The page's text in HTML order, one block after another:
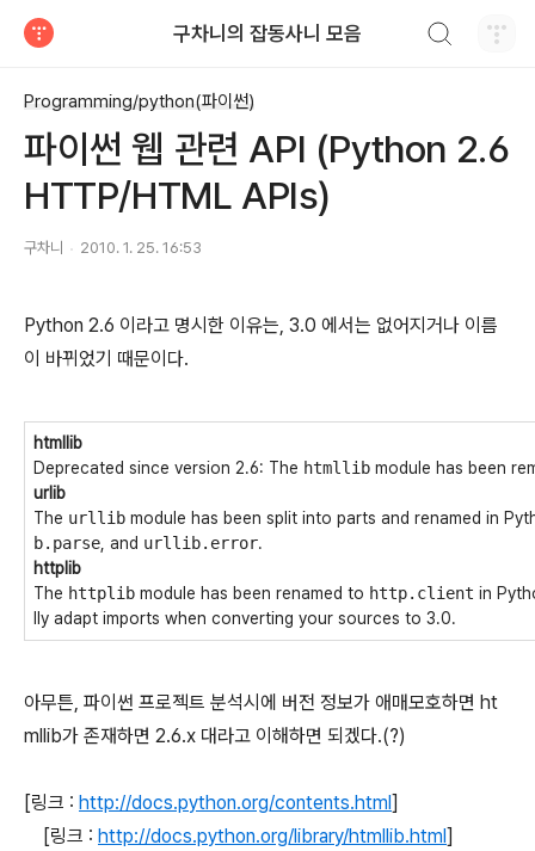
구차니의 잡동사니 모음
Programming/python(파이썬)
파이썬 웹 관련 API (Python 2.6
HTTP/HTML APIs)
구차니 2010. 1. 25. 16:53
Python 2.6 이라고 명시한 이유는, 3.0 에서는 없어지거나 이름
이 바뀌었기 때문이다.
htmllib
Deprecated since version 2.6: The htmllib module has been
urlib
The urllib module has been split into parts and renamed in
b.parse , and urllib.error.
httplib
The httplib module has been renamed to http.client in
lly adapt imports when converting your sources to 3.0.
아무튼, 파이썬 프로젝트 분석시에 버전 정보가 애매모호하면 ht
mllib가 존재하면 2.6.x 대라고 이해하면 되겠다.(?)
[링크 : http://docs.python.org/contents.html]
[링크 : http://docs.python.org/library/htmllib.html]